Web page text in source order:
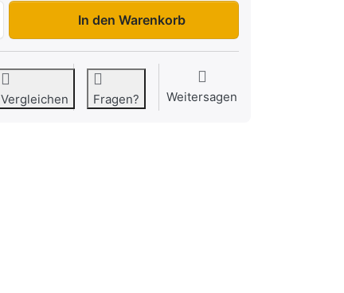
FC 1326H Seitenklappe zu 5.890,00 €, Menge 1.
In den Warenkorb
Vergleichen Fragen? Weitersagen